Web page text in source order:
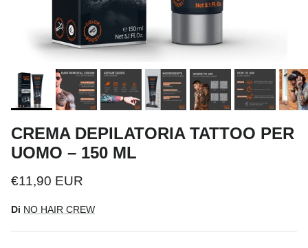
CREMA DEPILATORIA TATTOO PER
UOMO – 150 ML
Prezzo normale
€11,90 EUR
Di NO HAIR CREW